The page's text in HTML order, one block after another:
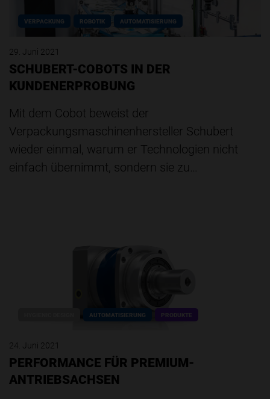
VERPACKUNG ROBOTIK AUTOMATISIERUNG
29. Juni 2021
SCHUBERT-COBOTS IN DER
KUNDENERPROBUNG
Mit dem Cobot beweist der
Verpackungsmaschinenhersteller Schubert
wieder einmal, warum er Technologien nicht
einfach übernimmt, sondern sie zu…
AUTOMATISIERUNG PRODUKTE
24. Juni 2021
PERFORMANCE FÜR PREMIUM-
ANTRIEBSACHSEN